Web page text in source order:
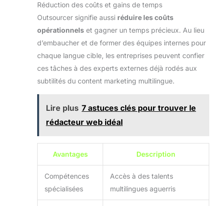
Réduction des coûts et gains de temps
Outsourcer signifie aussi réduire les coûts
opérationnels et gagner un temps précieux. Au lieu
d’embaucher et de former des équipes internes pour
chaque langue cible, les entreprises peuvent confier
ces tâches à des experts externes déjà rodés aux
subtilités du content marketing multilingue.
Lire plus 7 astuces clés pour trouver le
rédacteur web idéal
Avantages Description
Compétences
spécialisées
Accès à des talents
multilingues aguerris